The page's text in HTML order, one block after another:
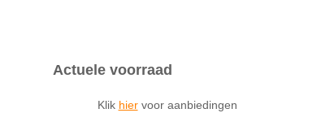
Actuele voorraad
Klik hiervoor aanbiedingen